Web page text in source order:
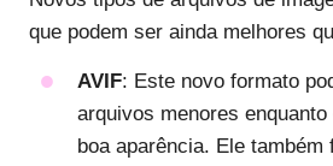
que podem ser ainda melhores
AVIF: Este novo formato
arquivos menores
boa aparência. Ele